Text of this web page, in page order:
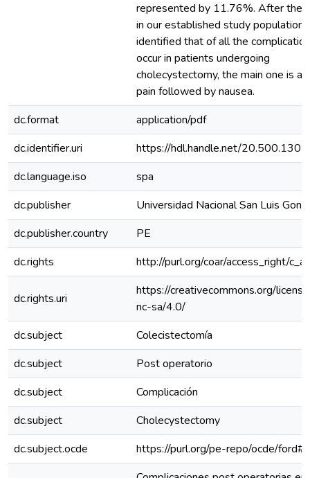
represented by 11.76%. After the
in our established study population,
identified that of all the
occur in patients undergoing
cholecystectomy, the main one is
pain followed by nausea.
dc.format
application/pdf
dc.identifier.uri
https://hdl.handle.net/
dc.language.iso
spa
dc.publisher
Universidad Nacional San Luis
dc.publisher.country
PE
dc.rights
http://purl.org/coar/access_right/
dc.rights.uri
https://creativecommons.org/
nc-sa/4.0/
dc.subject
Colecistectomía
dc.subject
Post operatorio
dc.subject
Complicación
dc.subject
Cholecystectomy
dc.subject.ocde
https://purl.org/pe-repo/ocde/